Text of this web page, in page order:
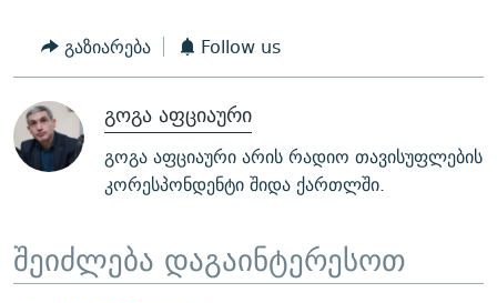
გაზიარება Follow us
გოგა აფციაური
გოგა აფციაური არის რადიო თავისუფლების
კორესპონდენტი შიდა ქართლში.
შეიძლება დაგაინტერესოთ